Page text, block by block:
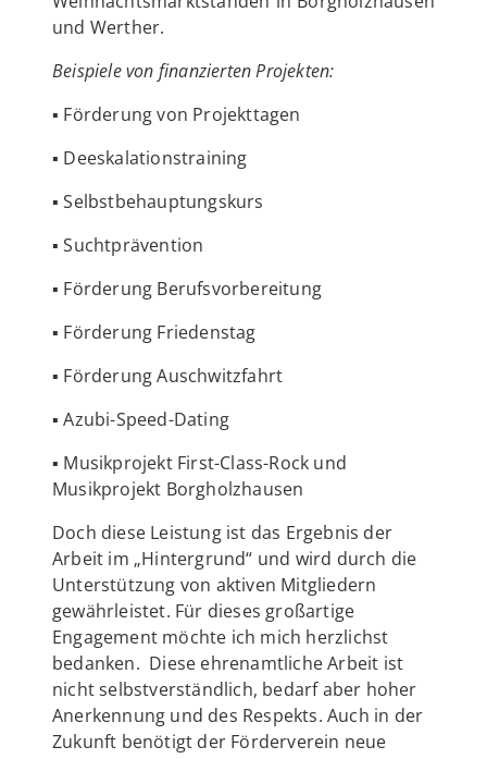
und Werther.
Beispiele von finanzierten Projekten:
▪ Förderung von Projekttagen
▪ Deeskalationstraining
▪ Selbstbehauptungskurs
▪ Suchtprävention
▪ Förderung Berufsvorbereitung
▪ Förderung Friedenstag
▪ Förderung Auschwitzfahrt
▪ Azubi-Speed-Dating
▪ Musikprojekt First-Class-Rock und
Musikprojekt Borgholzhausen
Doch diese Leistung ist das Ergebnis der
Arbeit im „Hintergrund“ und wird durch die
Unterstützung von aktiven Mitgliedern
gewährleistet. Für dieses großartige
Engagement möchte ich mich herzlichst
bedanken. Diese ehrenamtliche Arbeit ist
nicht selbstverständlich, bedarf aber hoher
Anerkennung und des Respekts. Auch in der
Zukunft benötigt der Förderverein neue